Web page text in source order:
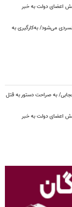
اعضای دولت به خبر
می‌شود/ به‌کارگیری به
به صراحت دستور به قتل
اعضای دولت به خبر